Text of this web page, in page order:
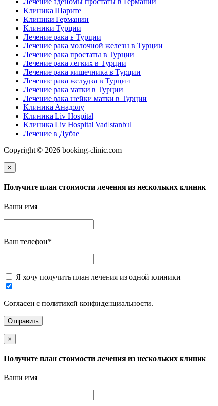
Лечение аденомы простаты в Германии
Клиника Шарите
Клиники Германии
Клиники Турции
Лечение рака в Турции
Лечение рака молочной железы в Турции
Лечение рака простаты в Турции
Лечение рака легких в Турции
Лечение рака кишечника в Турции
Лечение рака желудка в Турции
Лечение рака матки в Турции
Лечение рака шейки матки в Турции
Клиника Анадолу
Клиника Liv Hospital
Клиника Liv Hospital VadIstanbul
Лечение в Дубае
Copyright © 2026 booking-clinic.com
×
Получите план стоимости лечения из нескольких клиник
Ваши имя
Ваш телефон*
Я хочу получить план лечения из одной клиники
Согласен с политикой конфиденциальности.
×
Получите план стоимости лечения из нескольких клиник
Ваши имя